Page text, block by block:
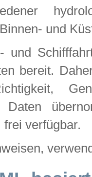
und
und
bereit.
Daten
frei verfügbar.